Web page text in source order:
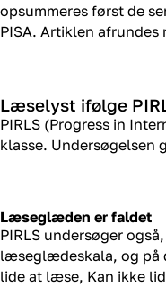
opsummeres først de
PISA. Artiklen
Læselyst ifølge
PIRLS (Progress in
klasse. Undersøgelsen
Læseglæden er faldet
PIRLS undersøger
læseglædeskala, og på
lide at læse, Kan ikke